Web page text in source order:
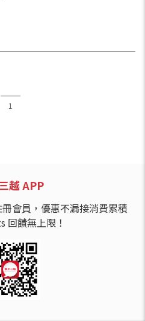
1
越 APP
會員，優惠不漏接消費累積
回饋無上限！